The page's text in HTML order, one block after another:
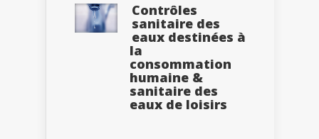
Contrôles
sanitaire des
eaux destinées à
la
consommation
humaine &
sanitaire des
eaux de loisirs